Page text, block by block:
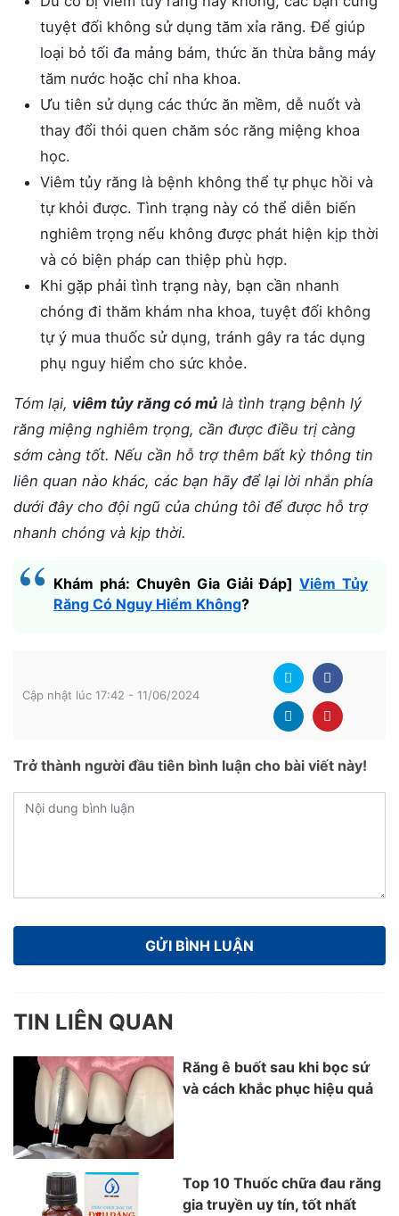
tuyệt đối không sử dụng tăm xỉa răng. Để giúp
loại bỏ tối đa mảng bám, thức ăn thừa bằng máy
tăm nước hoặc chỉ nha khoa.
Ưu tiên sử dụng các thức ăn mềm, dễ nuốt và
thay đổi thói quen chăm sóc răng miệng khoa
học.
Viêm tủy răng là bệnh không thể tự phục hồi và
tự khỏi được. Tình trạng này có thể diễn biến
nghiêm trọng nếu không được phát hiện kịp thời
và có biện pháp can thiệp phù hợp.
Khi gặp phải tình trạng này, bạn cần nhanh
chóng đi thăm khám nha khoa, tuyệt đối không
tự ý mua thuốc sử dụng, tránh gây ra tác dụng
phụ nguy hiểm cho sức khỏe.
Tóm lại, viêm tủy răng có mủ là tình trạng bệnh lý
răng miệng nghiêm trọng, cần được điều trị càng
sớm càng tốt. Nếu cần hỗ trợ thêm bất kỳ thông tin
liên quan nào khác, các bạn hãy để lại lời nhắn phía
dưới đây cho đội ngũ của chúng tôi để được hỗ trợ
nhanh chóng và kịp thời.
Khám phá: Chuyên Gia Giải Đáp] Viêm Tủy
Răng Có Nguy Hiểm Không?
Cập nhật lúc 17:42 - 11/06/2024
Trở thành người đầu tiên bình luận cho bài viết này!
TIN LIÊN QUAN
Răng ê buốt sau khi bọc sứ
và cách khắc phục hiệu quả
Top 10 Thuốc chữa đau răng
gia truyền uy tín, tốt nhất